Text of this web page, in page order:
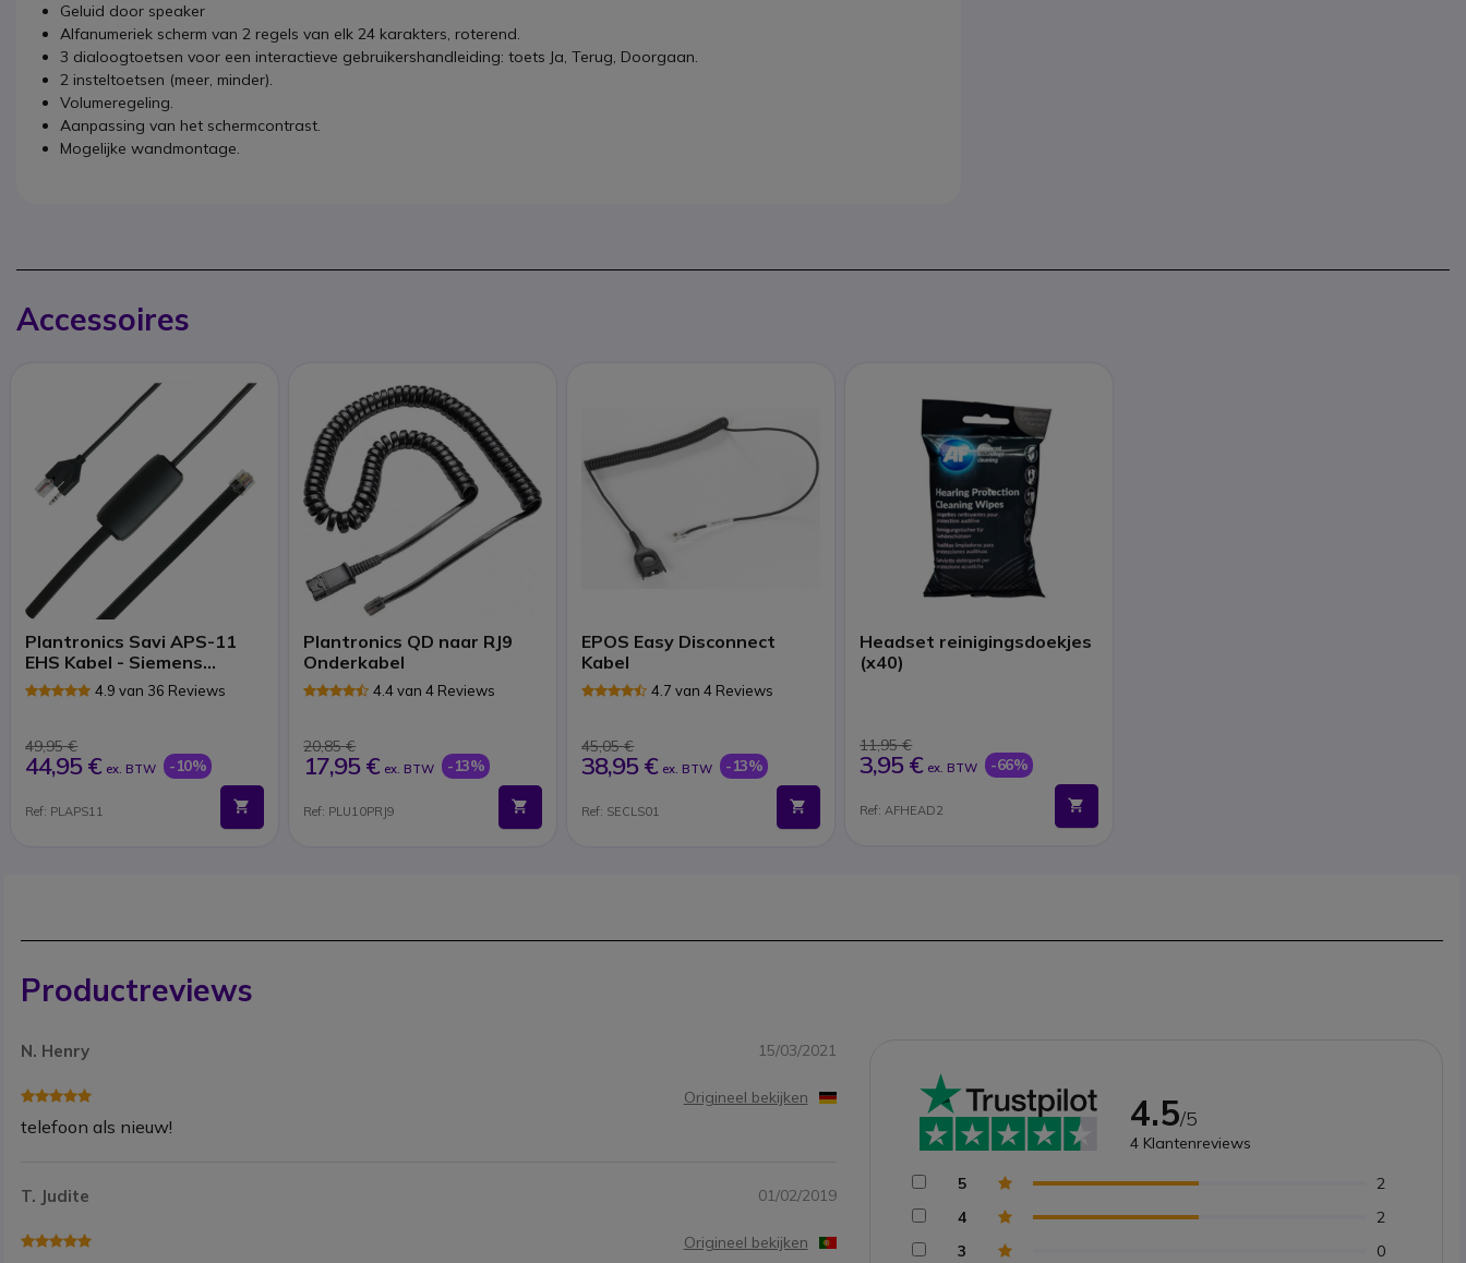
Geluid door speaker
Alfanumeriek scherm van 2 regels van elk 24 karakters, roterend.
3 dialoogtoetsen voor een interactieve gebruikershandleiding: toets Ja, Terug, Doorgaan.
2 insteltoetsen (meer, minder).
Volumeregeling.
Aanpassing van het schermcontrast.
Mogelijke wandmontage.
Accessoires
Plantronics Savi APS-11
EHS Kabel - Siemens
telefoon4.9 van 36 Reviews
49,95 €
44,95 € ex. BTW -10%
Ref: PLAPS11
Plantronics QD naar RJ9
Onderkabel
4.4 van 4 Reviews
20,85 €
17,95 € ex. BTW -13%
Ref: PLU10PRJ9
EPOS Easy Disconnect
Kabel
4.7 van 4 Reviews
45,05 €
38,95 € ex. BTW -13%
Ref: SECLS01
Headset reinigingsdoekjes
(x40)
11,95 €
3,95 € ex. BTW -66%
Ref: AFHEAD2
Productreviews
N. Henry 15/03/2021
telefoon als nieuw!
Origineel bekijken
T. Judite 01/02/2019
Origineel bekijken
4.5/5
4 Klantenreviews
5
2
4
2
3
0